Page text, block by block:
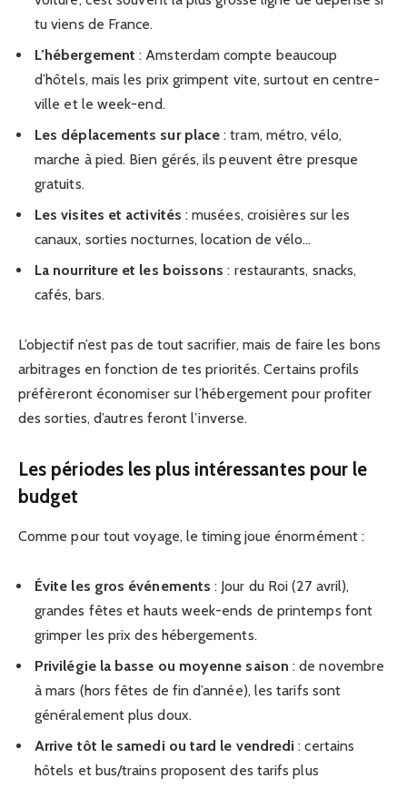
tu viens de France.
L’hébergement : Amsterdam compte beaucoup
d’hôtels, mais les prix grimpent vite, surtout en centre-
ville et le week-end.
Les déplacements sur place : tram, métro, vélo,
marche à pied. Bien gérés, ils peuvent être presque
gratuits.
Les visites et activités : musées, croisières sur les
canaux, sorties nocturnes, location de vélo…
La nourriture et les boissons : restaurants, snacks,
cafés, bars.
L’objectif n’est pas de tout sacrifier, mais de faire les bons
arbitrages en fonction de tes priorités. Certains profils
préfèreront économiser sur l’hébergement pour profiter
des sorties, d’autres feront l’inverse.
Les périodes les plus intéressantes pour le
budget
Comme pour tout voyage, le timing joue énormément :
Évite les gros événements : Jour du Roi (27 avril),
grandes fêtes et hauts week-ends de printemps font
grimper les prix des hébergements.
Privilégie la basse ou moyenne saison : de novembre
à mars (hors fêtes de fin d’année), les tarifs sont
généralement plus doux.
Arrive tôt le samedi ou tard le vendredi : certains
hôtels et bus/trains proposent des tarifs plus